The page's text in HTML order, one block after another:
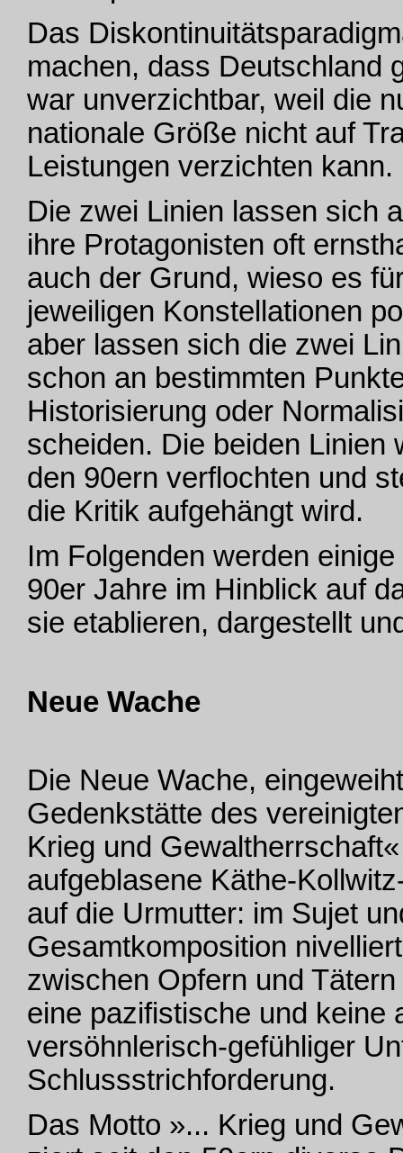
Das
machen, dass Deutschland
war unverzichtbar, weil die
nationale Größe nicht auf
Leistungen verzichten kann.
Die zwei Linien lassen sich
ihre Protagonisten oft
auch der Grund, wieso es
jeweiligen Konstellationen
aber lassen sich die zwei
schon an bestimmten
Historisierung oder
scheiden. Die beiden Linien
den 90ern verflochten und
die Kritik aufgehängt wird.
Im Folgenden werden
90er Jahre im Hinblick auf
sie etablieren, dargestellt
Neue Wache
Die Neue Wache,
Gedenkstätte des
Krieg und
aufgeblasene Käthe-
auf die Urmutter: im Sujet
Gesamtkomposition
zwischen Opfern und
eine pazifistische und keine
versöhnlerisch-gefühliger
Schlussstrichforderung.
Das Motto »... Krieg und